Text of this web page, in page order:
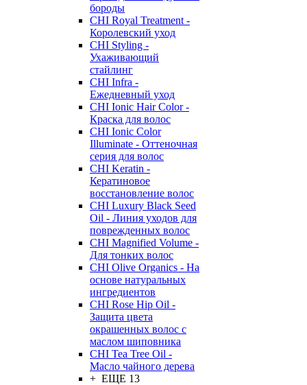
бороды
CHI Royal Treatment -
Королевский уход
CHI Styling -
Ухаживающий
стайлинг
CHI Infra -
Ежедневный уход
CHI Ionic Hair Color -
Краска для волос
CHI Ionic Color
Illuminate - Оттеночная
серия для волос
CHI Keratin -
Кератиновое
восстановление волос
CHI Luxury Black Seed
Oil - Линия уходов для
поврежденных волос
CHI Magnified Volume -
Для тонких волос
CHI Olive Organics - На
основе натуральных
ингредиентов
CHI Rose Hip Oil -
Защита цвета
окрашенных волос с
маслом шиповника
CHI Tea Tree Oil -
Масло чайного дерева
+ ЕЩЕ 13